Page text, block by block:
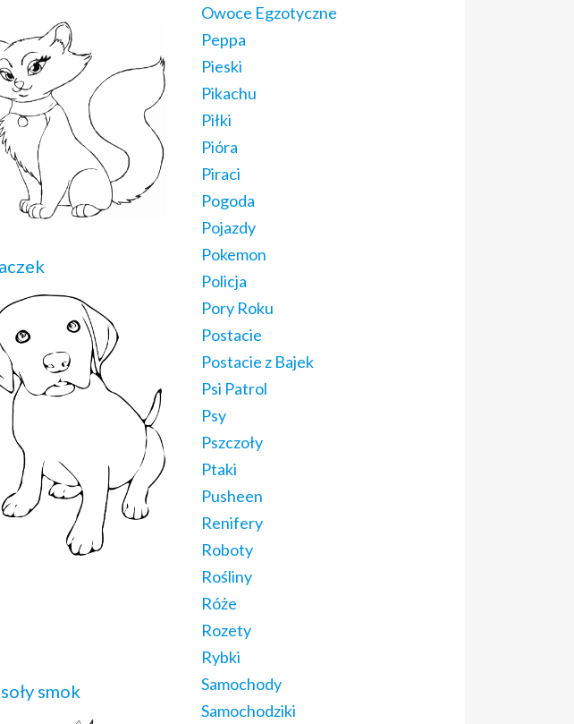
smok
Owoce Egzotyczne
Peppa
Pieski
Pikachu
Piłki
Pióra
Piraci
Pogoda
Pojazdy
Pokemon
Policja
Pory Roku
Postacie
Postacie z Bajek
Psi Patrol
Psy
Pszczoły
Ptaki
Pusheen
Renifery
Roboty
Rośliny
Róże
Rozety
Rybki
Samochody
Samochodziki